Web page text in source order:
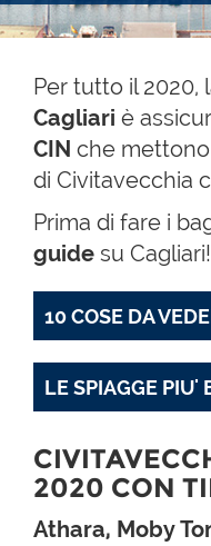
Per tutto il 2020,
Cagliari è
CIN che
di Civitavecchia
Prima di fare i
guide su Cagliari!
10 COSE DA
LE SPIAGGE PIU'
2020 CON
Athara, Moby